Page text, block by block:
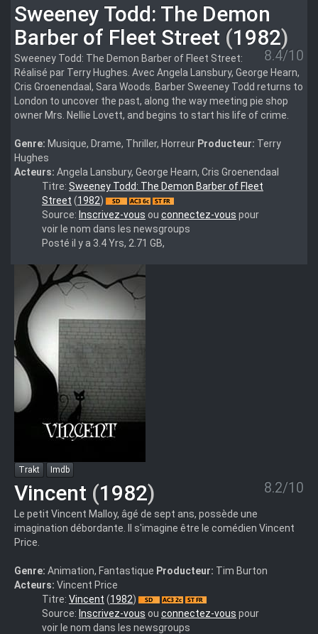
Sweeney Todd: The Demon
Barber of Fleet Street (1982)
8.4/10
Sweeney Todd: The Demon Barber of Fleet Street:
Réalisé par Terry Hughes. Avec Angela Lansbury, George Hearn,
Cris Groenendaal, Sara Woods. Barber Sweeney Todd returns to
London to uncover the past, along the way meeting pie shop
owner Mrs. Nellie Lovett, and begins to start his life of crime.
Genre: Musique, Drame, Thriller, Horreur Producteur: Terry
Hughes
Acteurs: Angela Lansbury, George Hearn, Cris Groenendaal
Sweeney.Todd.1982.DVDRip.x264-
HANDJOB
Titre: Sweeney Todd: The Demon Barber of Fleet
Street (1982)
Source: Inscrivez-vous ou connectez-vous pour
voir le nom dans les newsgroups
Posté il y a 3.4 Yrs, 2.71 GB,
Trakt Imdb
Vincent (1982) 8.2/10
Le petit Vincent Malloy, âgé de sept ans, possède une
imagination débordante. Il s'imagine être le comédien Vincent
Price.
Genre: Animation, Fantastique Producteur: Tim Burton
Acteurs: Vincent Price
vincentx
Titre: Vincent (1982)
Source: Inscrivez-vous ou connectez-vous pour
voir le nom dans les newsgroups